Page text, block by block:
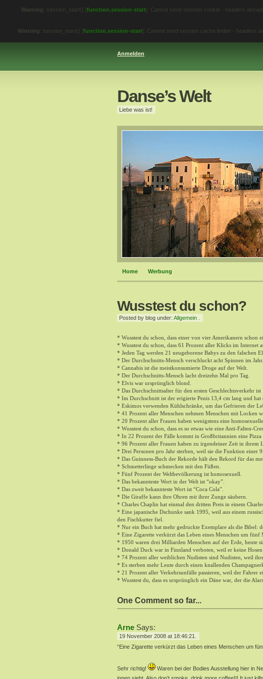
Warning: session_start() [function.session-start]: Cannot send session cookie - headers
Warning: session_start() [function.session-start]: Cannot send session cache limiter - headers
Anmelden
Danse’s Welt
Liebe was ist!
Home Werbung
Wusstest du schon?
Posted by blog under: Allgemein
* Wusstest du schon, dass einer von vier Amerikanern schon
* Wusstest du schon, dass 61 Prozent aller Klicks im Internet
* Jeden Tag werden 21 neugeborene Babys zu den falschen
* Der Durchschnitts-Mensch verschluckt acht Spinnen im Jahr.
* Cannabis ist die meistkonsumierte Droge auf der Welt.
* Der Durchschnitts-Mensch lacht dreizehn Mal pro Tag.
* Elvis war ursprünglich blond.
* Das Durchschnittsalter für den ersten Geschlechtsverkehr ist
* Im Durchschnitt ist der erigierte Penis 13,4 cm lang und hat
* Eskimos verwenden Kühlschränke, um das Gefrieren der
* 41 Prozent aller Menschen nehmen Menschen mit Locken
* 20 Prozent aller Frauen haben wenigstens eine
* Wusstest du schon, dass es so etwas wie eine Anti-Falten-
* In 22 Prozent der Fälle kommt in Großbritannien eine Pizza
* 96 Prozent aller Frauen haben zu irgendeiner Zeit in ihrem
* Drei Personen pro Jahr sterben, weil sie die Funktion einer
* Das Guinness-Buch der Rekorde hält den Rekord für das
* Schmetterlinge schmecken mit den Füßen.
* Fünf Prozent der Weltbevölkerung ist homosexuell.
* Das bekannteste Wort in der Welt ist “okay”.
* Das zweit bekannteste Wort ist “Coca Cola”.
* Die Giraffe kann ihre Ohren mit ihrer Zunge säubern.
* Charles Chaplin hat einmal den dritten Preis in einem
* Eine japanische Dschunke sank 1995, weil aus einem
den Fischkutter fiel.
* Nur ein Buch hat mehr gedruckte Exemplare als die Bibel:
* Eine Zigarette verkürzt das Leben eines Menschen um fünf
* 1950 waren drei Milliarden Menschen auf der Erde, heute
* Donald Duck war in Finnland verboten, weil er keine Hosen
* 74 Prozent aller weiblichen Nudisten sind Nudisten, weil
* Es sterben mehr Leute durch einen knallenden
* 21 Prozent aller Verkehrsunfälle passieren, weil der Fahrer
* Wusstest du, dass es ursprünglich ein Däne war, der die
One Comment so far...
Arne Says:
19 November 2008 at 18:46:21.
“Eine Zigarette verkürzt das Leben eines Menschen um
Sehr richtig!
Waren bei der Bodies Ausstellung hier in